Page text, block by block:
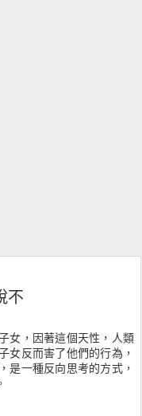
不
女，因著這個天性，人類
女反而害了他們的行為，
是一種反向思考的方式，